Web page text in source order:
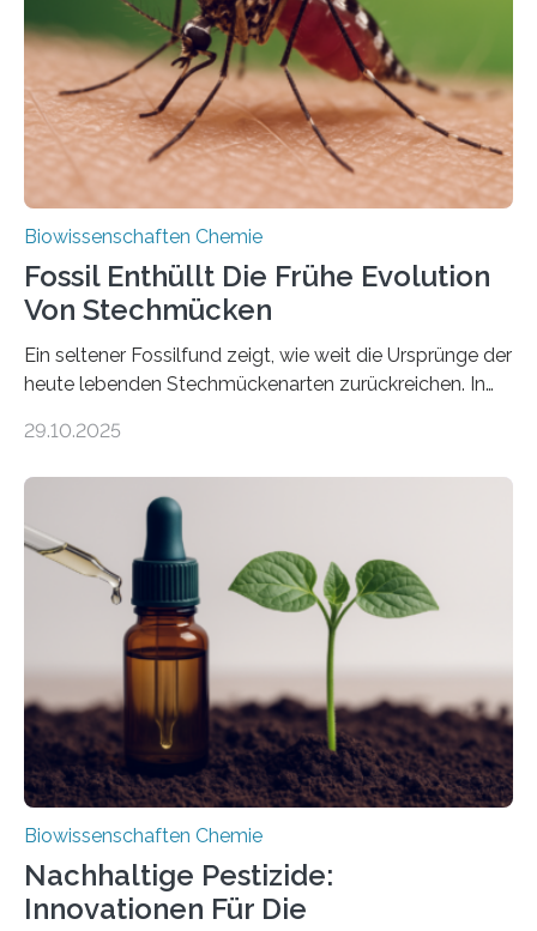
Süßwasseralge Coleochaetophyceae. Einige Arten
dieser Gruppe bilden aus Zellfäden dichte Geflechte
mit scheibenförmiger Gestalt. Was auffällig ist: Die
nächsten…
Biowissenschaften Chemie
Fossil Enthüllt Die Frühe Evolution
Von Stechmücken
Ein seltener Fossilfund zeigt, wie weit die Ursprünge der
heute lebenden Stechmückenarten zurückreichen. In
Forschende die bisher älteste bekannte Stechmücken-
Region Kachin in Myanmar und hat sich in
ausgezeichnetem Zustand erhalten. Es konnte als neue
Art einer neuen Gattung beschrieben werden und trägt
nun den Namen Cretosabethes primaevus. Dieser erste
fossile Nachweis einer Stechmückenlarve in Bernstein
stellt gleichzeitig den ersten Fossilfund einer
Mückenlarve aus dem Mesozoikum dar, denn…
29.10.2025
Biowissenschaften Chemie
Nachhaltige Pestizide:
Innovationen Für Die